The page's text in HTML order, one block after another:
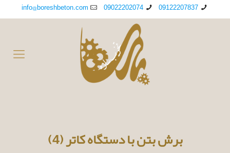
09122207837
09022202074
info@boreshbeton.com
برش بتن با دستگاه کاتر (4)